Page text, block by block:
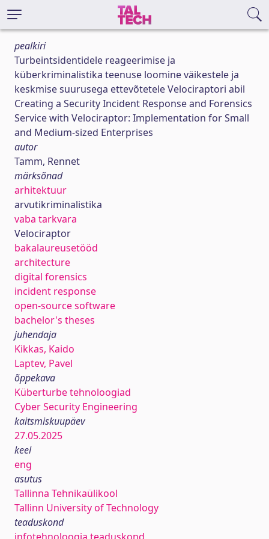
pealkiri
Turbeintsidentidele reageerimise ja
küberkriminalistika teenuse loomine väikestele ja
keskmise suurusega ettevõtetele Velociraptori abil
Creating a Security Incident Response and Forensics
Service with Velociraptor: Implementation for Small
and Medium-sized Enterprises
autor
Tamm, Rennet
märksõnad
arhitektuur
arvutikriminalistika
vaba tarkvara
Velociraptor
bakalaureusetööd
architecture
digital forensics
incident response
open-source software
bachelor's theses
juhendaja
Kikkas, Kaido
Laptev, Pavel
õppekava
Küberturbe tehnoloogiad
Cyber Security Engineering
kaitsmiskuupäev
27.05.2025
keel
eng
asutus
Tallinna Tehnikaülikool
Tallinn University of Technology
teaduskond